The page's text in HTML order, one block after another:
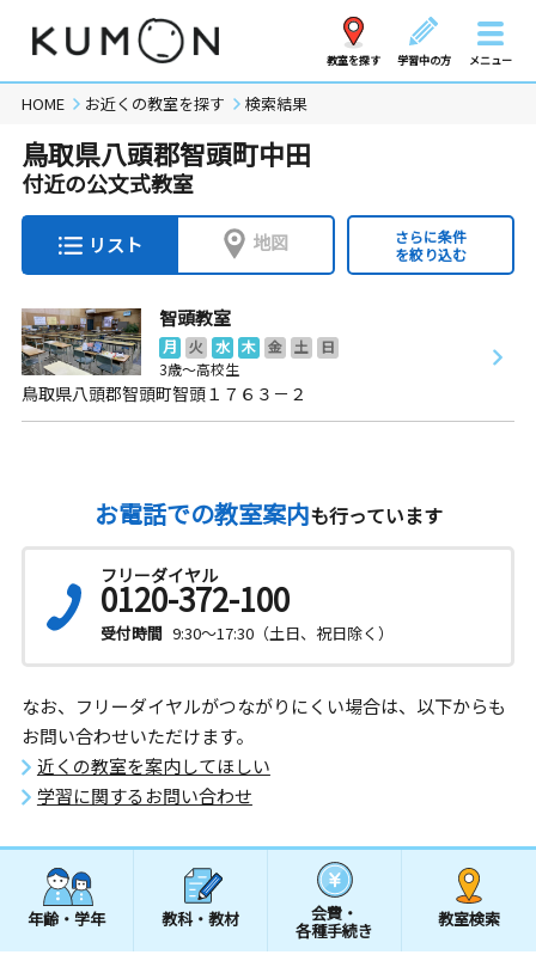
教室を探す 学習中の方 メニュー
HOME お近くの教室を探す 検索結果
鳥取県八頭郡智頭町中田
付近の公文式教室
リスト 地図
さらに条件
を絞り込む
智頭教室
月 火 水 木 金 土
日
3歳～高校生
鳥取県八頭郡智頭町智頭１７６３－２
お電話での教室案内も行っています
フリーダイヤル
0120-372-100
受付時間 9:30～17:30（土日、祝日除く）
なお、フリーダイヤルがつながりにくい場合は、以下からも
お問い合わせいただけます。
近くの教室を案内してほしい
学習に関するお問い合わせ
年齢・学年 教科・教材 会費・
各種手続き
教室検索